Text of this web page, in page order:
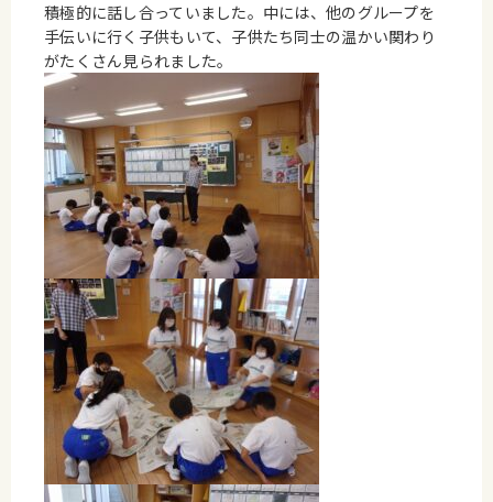
積極的に話し合っていました。中には、他のグループを
手伝いに行く子供もいて、子供たち同士の温かい関わり
がたくさん見られました。